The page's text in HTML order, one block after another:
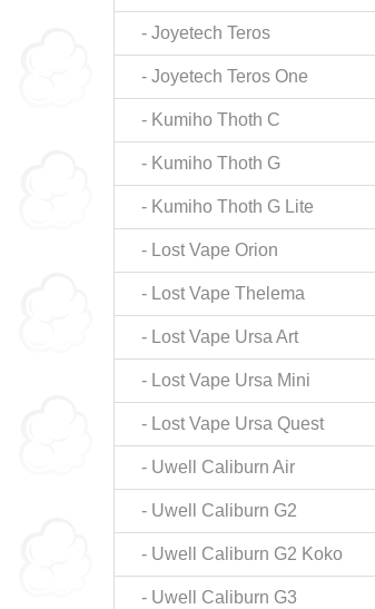
- Joyetech Teros
- Joyetech Teros One
- Kumiho Thoth C
- Kumiho Thoth G
- Kumiho Thoth G Lite
- Lost Vape Orion
- Lost Vape Thelema
- Lost Vape Ursa Art
- Lost Vape Ursa Mini
- Lost Vape Ursa Quest
- Uwell Caliburn Air
- Uwell Caliburn G2
- Uwell Caliburn G2 Koko
- Uwell Caliburn G3